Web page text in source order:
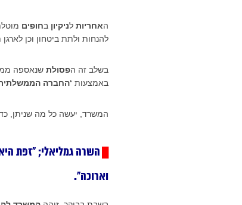
האחריות לניקיון בחופים
להנחות ולתת ביטחון וכן
בשלב זה הפסולת שנאספה
באמצעות ‘החברה הממשלתית
המשרד, יעשה כל מה שניתן,
השרה גמליאלי;“זפת
וארוכה”.